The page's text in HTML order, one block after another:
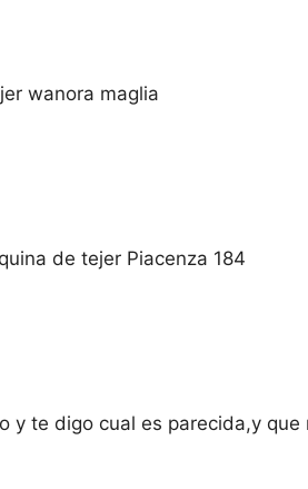
wanora maglia
de tejer Piacenza 184
y te digo cual es parecida,y que